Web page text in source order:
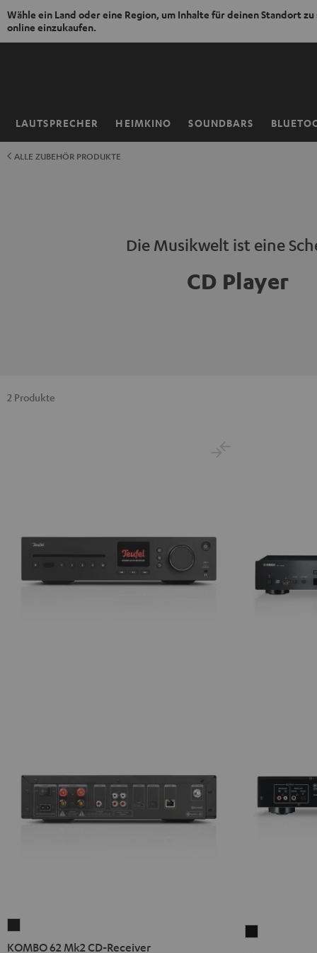
Wähle ein Land oder eine Region, um Inhalte für deinen Standort zu
online einzukaufen.
ZUM
LAUTSPRECHER HEIMKINO SOUNDBARS
Startseite
ALLE ZUBEHÖR PRODUKTE
Die Musikwelt ist eine
CD Player
2 Produkte
62
KOMBO 62 Mk2 CD-Receiver